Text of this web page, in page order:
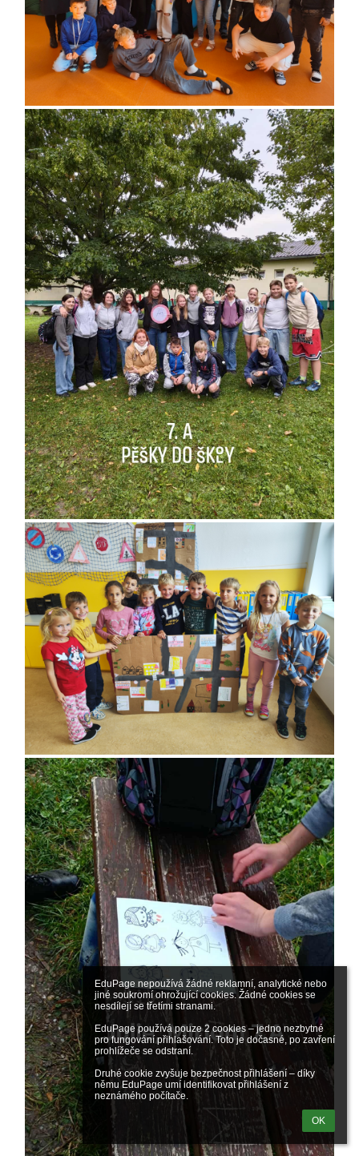
EduPage nepoužívá žádné reklamní, analytické nebo
jiné soukromí ohrožující cookies. Žádné cookies se
nesdílejí se třetími stranami.
EduPage používá pouze 2 cookies – jedno nezbytné
pro fungování přihlašování. Toto je dočasné, po zavření
prohlížeče se odstraní.
Druhé cookie zvyšuje bezpečnost přihlášení – díky
němu EduPage umí identifikovat přihlášení z
neznámého počítače.
OK